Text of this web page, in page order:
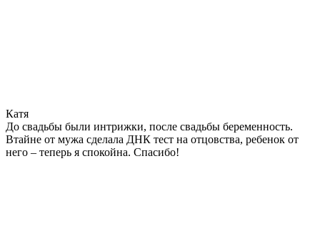
Катя
До свадьбы были интрижки, после свадьбы беременность.
Втайне от мужа сделала ДНК тест на отцовства, ребенок от
него – теперь я спокойна. Спасибо!